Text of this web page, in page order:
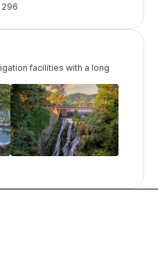
296
facilities with a long